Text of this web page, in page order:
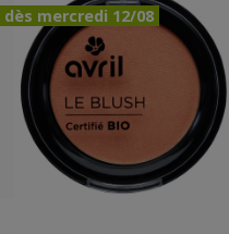
dès mercredi 12/08